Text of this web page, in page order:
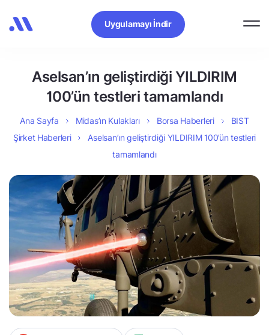
Uygulamayı İndir
Aselsan’ın geliştirdiği YILDIRIM
100’ün testleri tamamlandı
Ana Sayfa Midas’ın Kulakları Borsa Haberleri
BIST
Şirket Haberleri
Aselsan’ın geliştirdiği YILDIRIM 100’ün testleri
tamamlandı